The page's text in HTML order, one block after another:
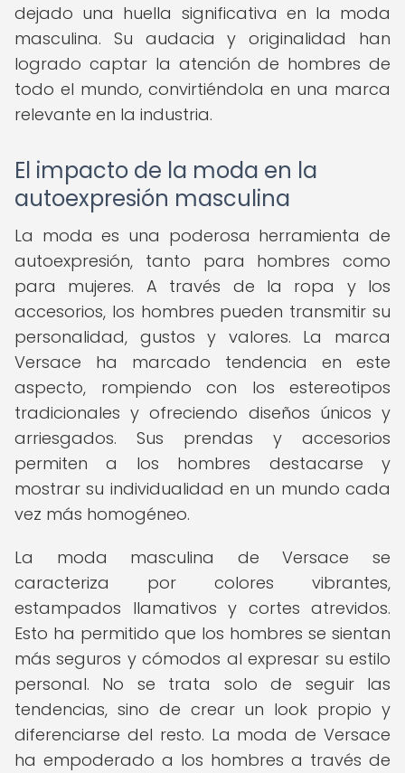
dejado una huella significativa en la moda
masculina. Su audacia y originalidad han
logrado captar la atención de hombres de
todo el mundo, convirtiéndola en una marca
relevante en la industria.
El impacto de la moda en la
autoexpresión masculina
La moda es una poderosa herramienta de
autoexpresión, tanto para hombres como
para mujeres. A través de la ropa y los
accesorios, los hombres pueden transmitir su
personalidad, gustos y valores. La marca
Versace ha marcado tendencia en este
aspecto, rompiendo con los estereotipos
tradicionales y ofreciendo diseños únicos y
arriesgados. Sus prendas y accesorios
permiten a los hombres destacarse y
mostrar su individualidad en un mundo cada
vez más homogéneo.
La moda masculina de Versace se
caracteriza por colores vibrantes,
estampados llamativos y cortes atrevidos.
Esto ha permitido que los hombres se sientan
más seguros y cómodos al expresar su estilo
personal. No se trata solo de seguir las
tendencias, sino de crear un look propio y
diferenciarse del resto. La moda de Versace
ha empoderado a los hombres a través de